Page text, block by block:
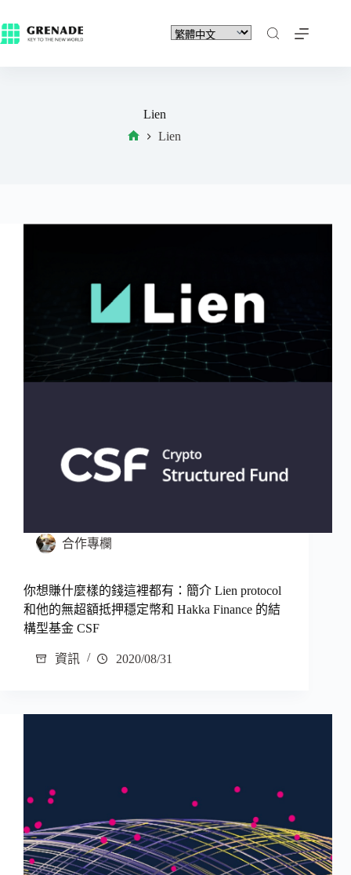
Lien
Lien
合作專欄
你想賺什麼樣的錢這裡都有：簡介 Lien protocol
和他的無超額抵押穩定幣和 Hakka Finance 的結
構型基金 CSF
資訊 2020/08/31